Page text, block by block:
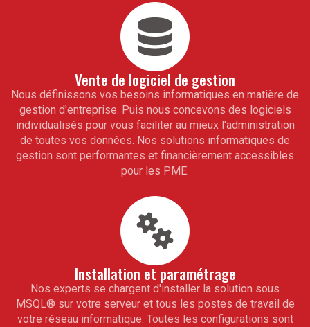
Vente de logiciel de gestion
Nous définissons vos besoins informatiques en matière de
gestion d'entreprise. Puis nous concevons des logiciels
individualisés pour vous faciliter au mieux l'administration
de toutes vos données. Nos solutions informatiques de
gestion sont performantes et financièrement accessibles
pour les PME.
Installation et paramétrage
Nos experts se chargent d'installer la solution sous
MSQL® sur votre serveur et tous les postes de travail de
votre réseau informatique. Toutes les configurations sont